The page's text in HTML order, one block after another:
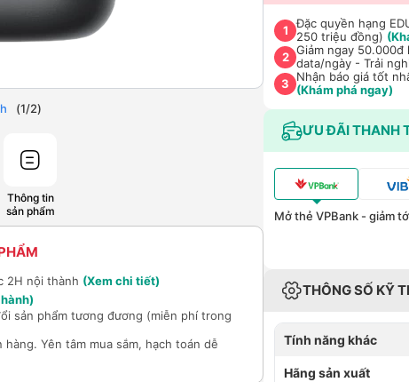
(1/2)
Thông tin
sản phẩm
2H nội thành (Xem chi tiết)
sản phẩm tương đương (miễn phí trong
Yên tâm mua sắm, hạch toán dễ
1
Đặc quyền hạng
250 triệu đồng)
2 Giảm ngay
data/ngày - Trải
3
Nhận báo giá tốt
(Khám phá ngay)
ƯU ĐÃI THANH
Mở thẻ VPBank - giảm
THÔNG SỐ KỸ
Tính năng khác
Hãng sản xuất